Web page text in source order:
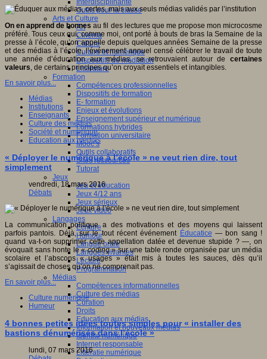
Interdisciplinarité
Outils pour la classe
Arts et Culture
Art
Cinéma
Culture
Culture et numérique
Dispositifs de médiation
Littérature
Formation
Compétences professionnelles
Dispositifs de formation
E- formation
Enjeux et évolutions
Enseignement supérieur et numérique
Formations hybrides
Formation universitaire
Mooc’s
Outils collaboratifs
Sites ressources
Tutorat
Jeux
Jeu et éducation
Jeux 4/12 ans
Jeux sérieux
Jeux vidéo
Langages
Ecriture
Humour
Langue orale
Langues vivantes
Lecture
Programmation
Médias
Compétences informationnelles
Culture des médias
Curation
Droits
Education aux médias
Information et nouveaux médias
Identité numérique
Internet responsable
Littératie numérique
On en apprend de bonnes au fil des lectures que me propose mon microcosme
préféré. Tous ceux qui, comme moi, ont porté à bouts de bras la Semaine de la
presse à l’école, qu’on appelle depuis quelques années Semaine de la presse
et des médias à l’école, l’événement annuel censé célébrer le travail de toute
une année d’éducation aux médias, se retrouvaient autour de certaines
valeurs, de certains principes qu’on croyait essentiels et intangibles.
En savoir plus...
Médias
Institutions
Enseignants
Culture des médias
Société et numérique
Education aux médias
« Déployer le numérique à l’école » ne veut rien dire, tout
simplement
vendredi, 18 mars 2016
Débats
La communication politique a des motivations et des moyens qui laissent
parfois pantois. Déjà, sur le tout récent événement Éducatice — bon sang !
quand va-t-on supprimer cette appellation datée et devenue stupide ? —, on
évoquait sans honte le «coding» sur une table ronde organisée par un média
scolaire et l’abscons « usages » était mis à toutes les sauces, dès qu’il
s’agissait de choses qu’on ne comprenait pas.
En savoir plus...
Culture numérique
Humeur
4 bonnes petites idées toutes simples pour « installer des
bastions dénumérisés dans l’école »
lundi, 07 mars 2016